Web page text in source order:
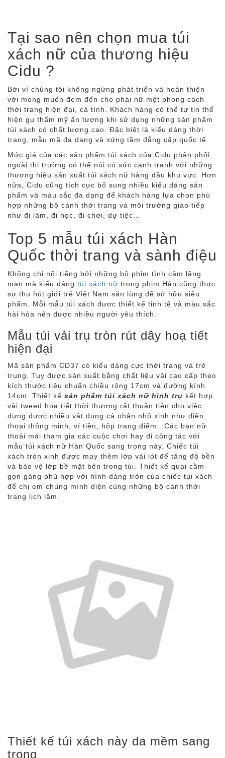
Tại sao nên chọn mua túi
xách nữ của thương hiệu
Cidu ?
Bởi vì chúng tôi không ngừng phát triển và hoàn thiện
với mong muốn đem đến cho phái nữ một phong cách
thời trang hiện đại, cá tính. Khách hàng có thể tự tin thể
hiện gu thẩm mỹ ấn tượng khi sử dụng những sản phẩm
túi xách có chất lượng cao. Đặc biệt là kiểu dáng thời
trang, mẫu mã đa dạng và xứng tầm đẳng cấp quốc tế.
Mức giá của các sản phẩm túi xách của Cidu phân phối
ngoài thị trường có thể nói có sức cạnh tranh với những
thương hiệu sản xuất túi xách nữ hàng đầu khu vực. Hơn
nữa, Cidu cũng tích cực bổ sung nhiều kiểu dáng sản
phẩm và màu sắc đa dạng để khách hàng lựa chọn phù
hợp những bộ cánh thời trang và môi trường giao tiếp
như đi làm, đi học, đi chơi, dự tiệc…
Top 5 mẫu túi xách Hàn
Quốc thời trang và sành điệu
Không chỉ nổi tiếng bởi những bộ phim tình cảm lãng
mạn mà kiểu dáng túi xách nữ trong phim Hàn cũng thực
sự thu hút giới trẻ Việt Nam săn lùng để sở hữu siêu
phẩm. Mỗi mẫu túi xách được thiết kế tinh tế và màu sắc
hài hòa nên được nhiều người yêu thích.
Mẫu túi vải trụ tròn rút dây hoạ tiết
hiện đại
Mã sản phẩm CD37 có kiểu dáng cực thời trang và trẻ
trung. Tuy được sản xuất bằng chất liệu vải cao cấp theo
kích thước tiêu chuẩn chiều rộng 17cm và đường kính
14cm. Thiết kế sản phẩm túi xách nữ hình trụ kết hợp
vải tweed họa tiết thời thượng rất thuận tiện cho việc
đựng được nhiều vật dụng cá nhân nhỏ xinh như điện
thoại thông minh, ví tiền, hộp trang điểm…Các bạn nữ
thoải mái tham gia các cuộc chơi hay đi công tác với
mẫu túi xách nữ Hàn Quốc sang trọng này. Chiếc túi
xách tròn xinh được may thêm lớp vải lót để tăng độ bền
và bảo vệ lớp bề mặt bên trong túi. Thiết kế quai cầm
gọn gàng phù hợp với hình dáng tròn của chiếc túi xách
để chị em chúng mình diện cùng những bộ cánh thời
trang lịch lãm.
Thiết kế túi xách này da mềm sang
trọng